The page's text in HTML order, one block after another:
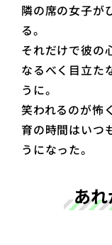
隣の席の女子が
る。
それだけで彼の
なるべく目立た
うに。
笑われるのが怖
育の時間はいつ
うになった。
あ